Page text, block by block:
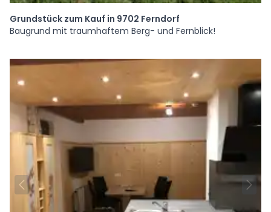
Grundstück zum Kauf in 9702 Ferndorf
Baugrund mit traumhaftem Berg- und Fernblick!